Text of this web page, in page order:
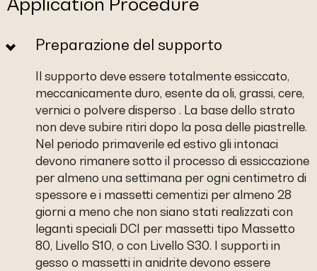
Preparazione del supporto
Il supporto deve essere totalmente essiccato,
meccanicamente duro, esente da oli, grassi, cere,
vernici o polvere disperso . La base dello strato
non deve subire ritiri dopo la posa delle piastrelle.
Nel periodo primaverile ed estivo gli intonaci
devono rimanere sotto il processo di essiccazione
per almeno una settimana per ogni centimetro di
spessore e i massetti cementizi per almeno 28
giorni a meno che non siano stati realizzati con
leganti speciali DCI per massetti tipo Massetto
80, Livello S10, o con Livello S30. I supporti in
gesso o massetti in anidrite devono essere